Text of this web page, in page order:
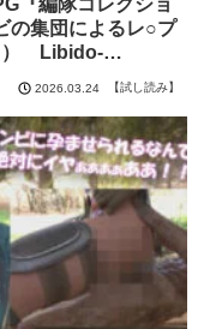
『編隊コレクショ
の集団によるレ○プ
） Libido-
2026.03.24 【試し読み】